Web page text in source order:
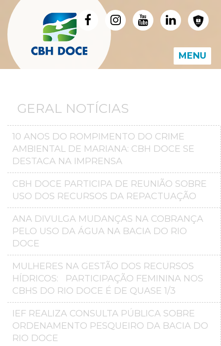
MENU
GERAL NOTÍCIAS
10 ANOS DO ROMPIMENTO DO CRIME
AMBIENTAL DE MARIANA: CBH DOCE SE
DESTACA NA IMPRENSA
CBH DOCE PARTICIPA DE REUNIÃO SOBRE
USO DOS RECURSOS DA REPACTUAÇÃO
ANA DIVULGA MUDANÇAS NA COBRANÇA
PELO USO DA ÁGUA NA BACIA DO RIO
DOCE
MULHERES NA GESTÃO DOS RECURSOS
HÍDRICOS: PARTICIPAÇÃO FEMININA NOS
CBHS DO RIO DOCE É DE QUASE 1/3
IEF REALIZA CONSULTA PÚBLICA SOBRE
ORDENAMENTO PESQUEIRO DA BACIA DO
RIO DOCE